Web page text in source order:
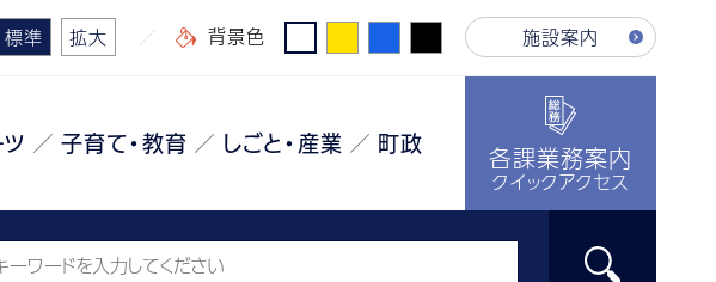
標準 拡大 背景色 施設案内
ツ 子育て・教育 しごと・産業 町政 各課業務案内
クイックアクセス